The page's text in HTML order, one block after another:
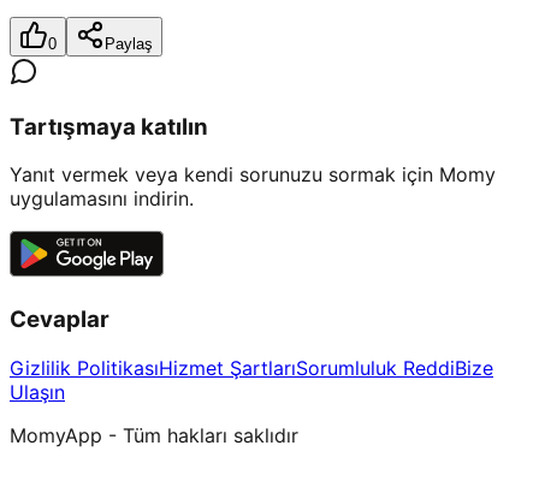
0 Paylaş
Tartışmaya katılın
Yanıt vermek veya kendi sorunuzu sormak için Momy
uygulamasını indirin.
Cevaplar
Gizlilik PolitikasıHizmet ŞartlarıSorumluluk ReddiBize
Ulaşın
MomyApp - Tüm hakları saklıdır